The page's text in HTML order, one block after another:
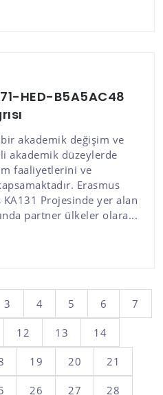
HED-B5A5AC48
akademik değişim ve
akademik düzeylerde
faaliyetlerini ve
Erasmus
Projesinde yer alan
partner ülkeler olara...
3 4 5 6 7
12 13 14
19 20 21
26 27 28